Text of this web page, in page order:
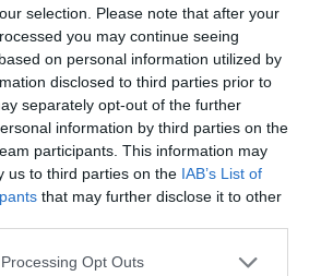
selection. Please note that after your
you may continue seeing
on personal information utilized by
disclosed to third parties prior to
separately opt-out of the further
information by third parties on the
participants. This information may
us to third parties on the IAB’s List of
that may further disclose it to other
website/app uses one or more Google
Opt Outs
a tervek szerint halad, az
a NASA méregdrága és évek óta
Systems (SLS) űrhajójával
a Földhöz hasonló, Nap
az apró BioSentinel kockaformájú
a napsugárzás
mágneses mezejét elhagyó
– amely a Nemzetközi